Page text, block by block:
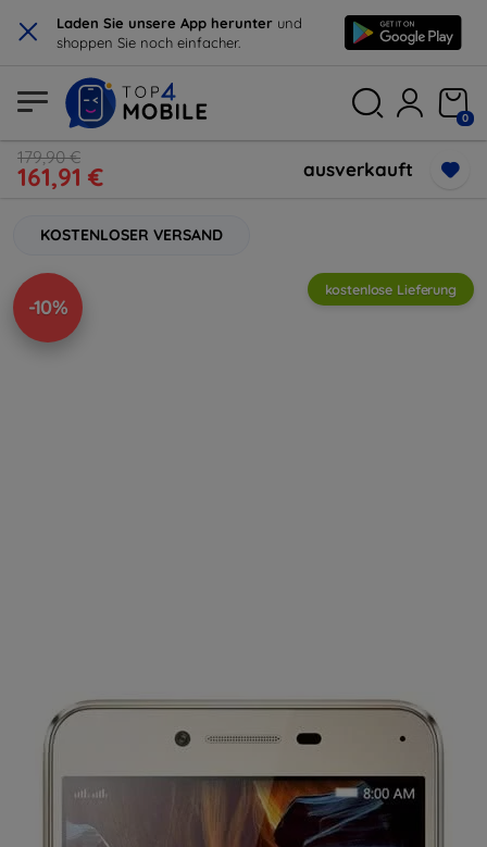
× Laden Sie unsere App herunter und
shoppen Sie noch einfacher.
0
179,90 €
161,91 € ausverkauft
KOSTENLOSER VERSAND
-10%
kostenlose Lieferung